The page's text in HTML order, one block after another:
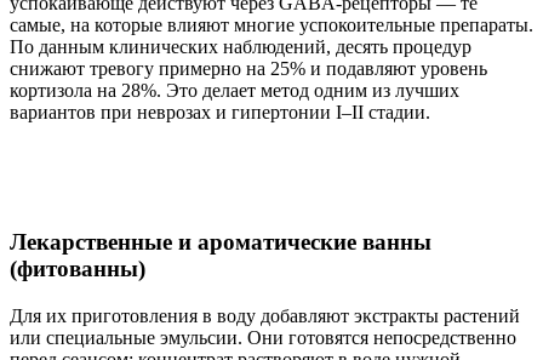
самые, на которые влияют многие успокоительные препараты.
По данным клинических наблюдений, десять процедур
снижают тревогу примерно на 25% и подавляют уровень
кортизола на 28%. Это делает метод одним из лучших
вариантов при неврозах и гипертонии I–II стадии.
Лекарственные и ароматические ванны
(фитованны)
Для их приготовления в воду добавляют экстракты растений
или специальные эмульсии. Они готовятся непосредственно